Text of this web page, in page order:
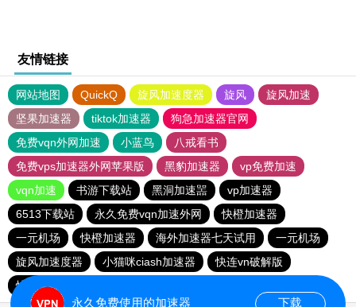
友情链接
网站地图 QuickQ 旋风加速度器 旋风
旋风加速
坚果加速器
tiktok加速器
狗急加速器官网
免费vqn外网加速
小蓝鸟
八戒看书
免费vps加速器外网苹果版
黑豹加速器
vp免费加速
vqn加速
书游下载站 黑洞加速噐
vp加速器
6513下载站
永久免费vqn加速外网
快橙加速器
一元机场
快橙加速器 海外加速器七天试用
一元机场
旋风加速度器
小猫咪ciash加速器
快连vn破解版
快鸭加速器
永久免费使用的加速器 下载